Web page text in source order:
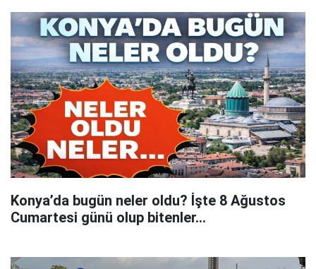
Konya’da bugün neler oldu? İşte 8 Ağustos
Cumartesi günü olup bitenler…